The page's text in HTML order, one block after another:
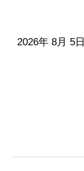
2026年 8月 5日